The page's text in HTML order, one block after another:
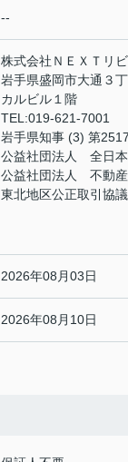
--
株式会社ＮＥＸＴリ
岩手県盛岡市大通３
カルビル１階
TEL:019-621-7001
岩手県知事 (3) 第
公益社団法人 全日本
公益社団法人 不動産
東北地区公正取引協
2026年08月03日
2026年08月10日